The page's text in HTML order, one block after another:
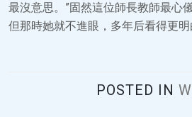
最沒意思。”固然這位師長教師最心
但那時她就不進眼，多年后看得更明
POSTED IN